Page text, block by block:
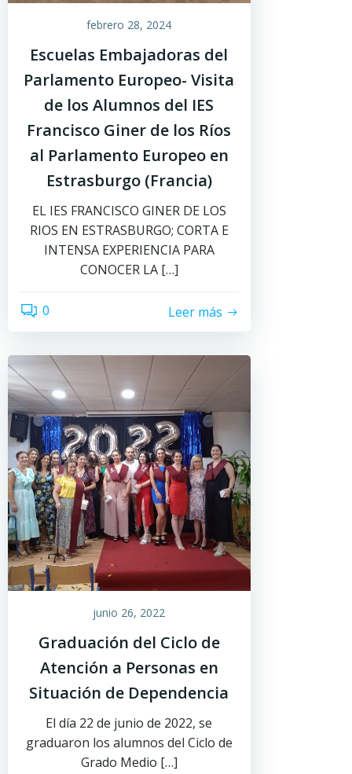
febrero 28, 2024
Escuelas Embajadoras del
Parlamento Europeo- Visita
de los Alumnos del IES
Francisco Giner de los Ríos
al Parlamento Europeo en
Estrasburgo (Francia)
EL IES FRANCISCO GINER DE LOS
RIOS EN ESTRASBURGO; CORTA E
INTENSA EXPERIENCIA PARA
CONOCER LA […]
0 Leer más
junio 26, 2022
Graduación del Ciclo de
Atención a Personas en
Situación de Dependencia
El día 22 de junio de 2022, se
graduaron los alumnos del Ciclo de
Grado Medio […]